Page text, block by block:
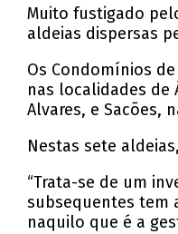
Muito fustigado
aldeias dispersas
Os Condomínios
nas localidades de
Alvares, e Sacões,
Nestas sete
“Trata-se de um
subsequentes tem
naquilo que é a